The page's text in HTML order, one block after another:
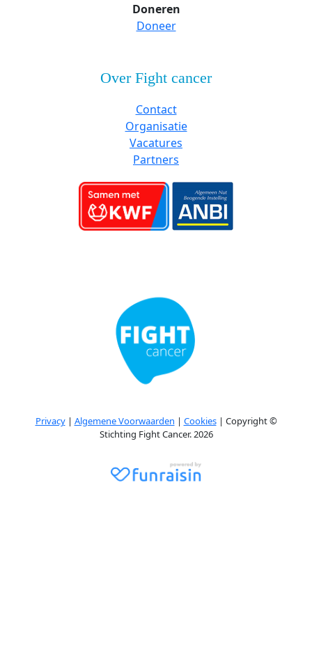
Doneren
Doneer
Over Fight cancer
Contact
Organisatie
Vacatures
Partners
Privacy| Algemene Voorwaarden | Cookies| Copyright ©
Stichting Fight Cancer. 2026